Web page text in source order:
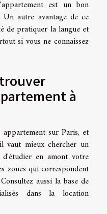
est un bon
autre avantage de ce
de pratiquer la langue et
si vous ne connaissez
à
sur Paris, et
vaut mieux chercher un
en amont votre
zones qui correspondent
aussi la base de
dans la location